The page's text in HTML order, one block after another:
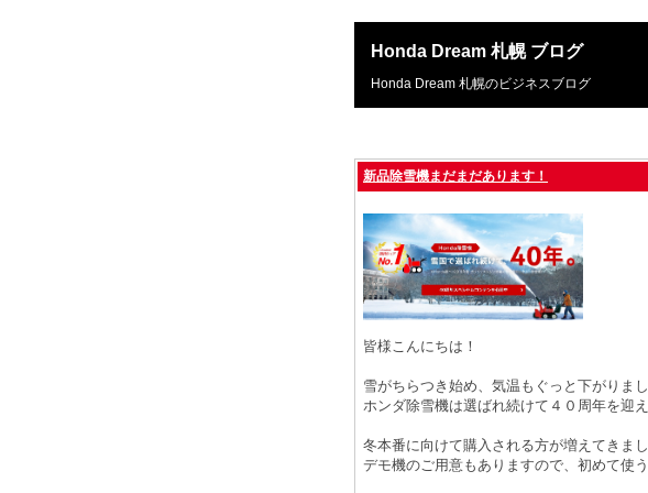
Honda Dream 札幌 ブログ
Honda Dream 札幌のビジネスブログ
新品除雪機まだまだあります！
皆様こんにちは！
雪がちらつき始め、気温もぐっと下がりまし
ホンダ除雪機は選ばれ続けて４０周年を迎
冬本番に向けて購入される方が増えてきま
デモ機のご用意もありますので、初めて使